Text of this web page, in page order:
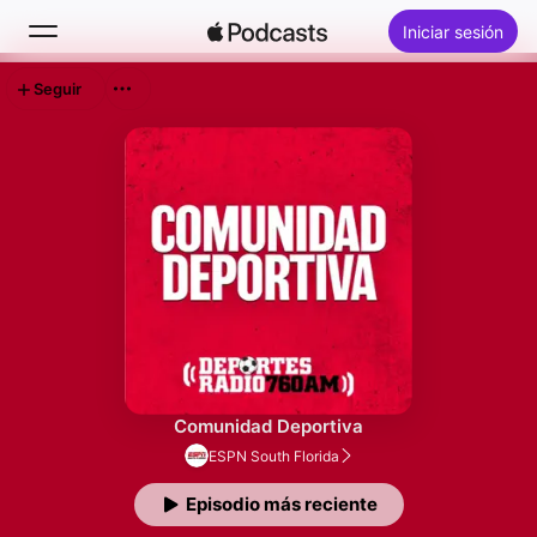
Iniciar sesión
Novedades
Lo más escuchado
Comunidad Deportiva
ESPN South Florida
Episodio más reciente
Seguir